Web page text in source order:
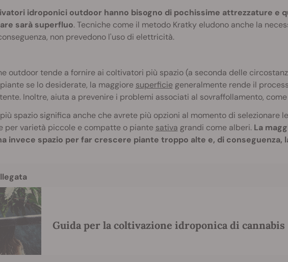
idroponici outdoor hanno bisogno di pochissime attrezzature e
sarà superfluo. Tecniche come il metodo Kratky eludono anche la
non prevedono l'uso di elettricità.
outdoor tende a fornire ai coltivatori più spazio (a seconda delle
se lo desiderate, la maggiore superficiegeneralmente rende il
Inoltre, aiuta a prevenire i problemi associati al sovraffollamento,
spazio significa anche che avrete più opzioni al momento di selezionare
per varietà piccole e compatte o piante sativa grandi come alberi. La
invece spazio per far crescere piante troppo alte e, di conseguenza,
Guida per la coltivazione idroponica di cannabis